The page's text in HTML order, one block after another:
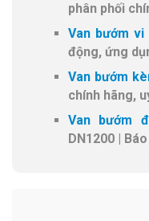
phân phối
Van bướm vi
động, ứng
Van bướm
chính hãng,
Van bướm
DN1200 |